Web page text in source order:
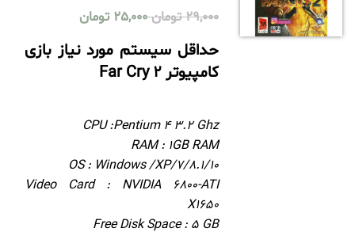
29,000 تومان 25,000 تومان
حداقل سیستم مورد نیاز بازی
کامپیوتر Far Cry 2
CPU :Pentium 4 3.2 Ghz
RAM : 1GB RAM
OS : Windows /XP/7/8.1/10
Video Card : NVIDIA 6800-ATI
X1650
Free Disk Space : 5 GB